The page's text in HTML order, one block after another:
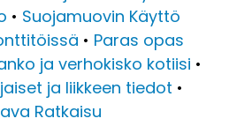
• Suojamuovin Käyttö
• Paras opas
ja verhokisko kotiisi •
ja liikkeen tiedot •
Ratkaisu